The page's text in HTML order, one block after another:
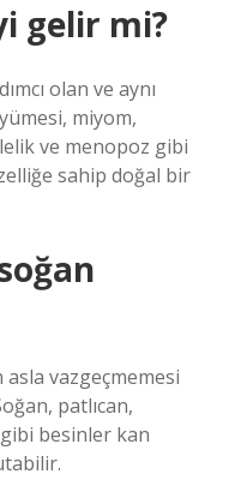
gelir mi?
olan ve aynı
miyom,
ve menopoz gibi
sahip doğal bir
asla vazgeçmemesi
patlıcan,
besinler kan